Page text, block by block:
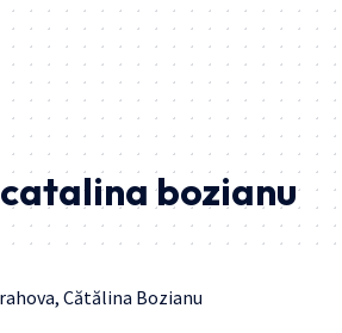
catalina bozianu